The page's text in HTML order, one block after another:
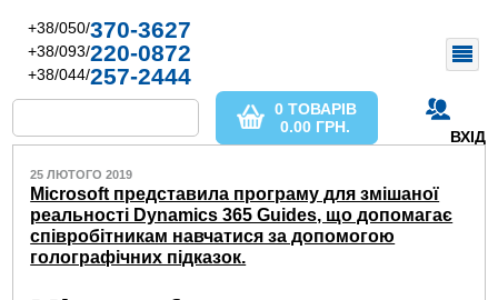
+38/050/370-3627
+38/093/220-0872
+38/044/257-2444
ВХІД
0 ТОВАРІВ
0.00 ГРН.
25 ЛЮТОГО 2019
Microsoft представила програму для змішаної
реальності Dynamics 365 Guides, що допомагає
співробітникам навчатися за допомогою
голографічних підказок.